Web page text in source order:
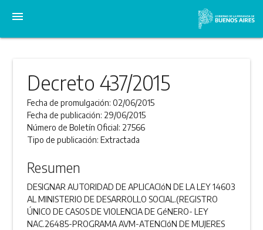
menu
Decreto 437/2015
Fecha de promulgación:02/06/2015
Fecha de publicación: 29/06/2015
Número de Boletín Oficial: 27566
Tipo de publicación:Extractada
Resumen
DESIGNAR AUTORIDAD DE APLICACIóN DE LA LEY 14603
AL MINISTERIO DE DESARROLLO SOCIAL.(REGISTRO
ÚNICO DE CASOS DE VIOLENCIA DE GéNERO- LEY
NAC.26485-PROGRAMA AVM-ATENCIóN DE MUJERES